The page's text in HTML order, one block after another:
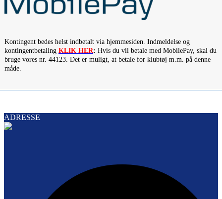
Kontingent bedes helst indbetalt via hjemmesiden. Indmeldelse og
kontingentbetaling KLIK HER: Hvis du vil betale med MobilePay, skal du
bruge vores nr. 44123. Det er muligt, at betale for klubtøj m.m. på denne
måde.
ADRESSE